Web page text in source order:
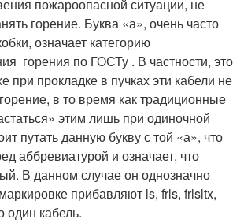
пожароопасной ситуации, не
горение. Буква «а», очень часто
означает категорию
горения по ГОСТу . В частности, это
при прокладке в пучках эти кабели не
в то время как традиционные
этим лишь при одиночной
путать данную букву с той «а», что
аббревиатурой и означает, что
В данном случае он однозначно
прибавляют ls, frls, frlsltx,
один кабель.